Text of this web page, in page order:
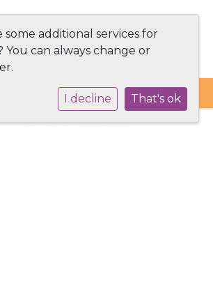
some additional services for
You can always change or
I decline That's ok